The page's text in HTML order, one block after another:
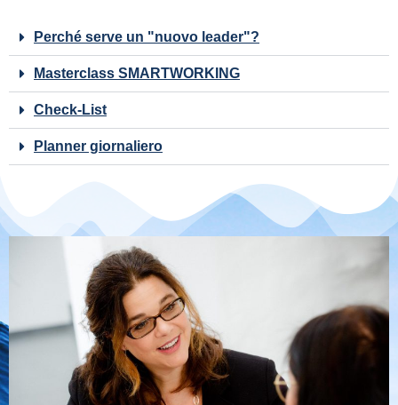
Perché serve un "nuovo leader"?
Masterclass SMARTWORKING
Check-List
Planner giornaliero